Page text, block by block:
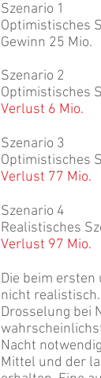
Szenario 1
Optimistisches
Gewinn 25 Mio.
Szenario 2
Optimistisches
Verlust 6 Mio.
Szenario 3
Optimistisches
Verlust 77 Mio.
Szenario 4
Realistisches
Verlust 97 Mio.
Die beim
nicht
Drosselung bei
Nacht
Mittel und der